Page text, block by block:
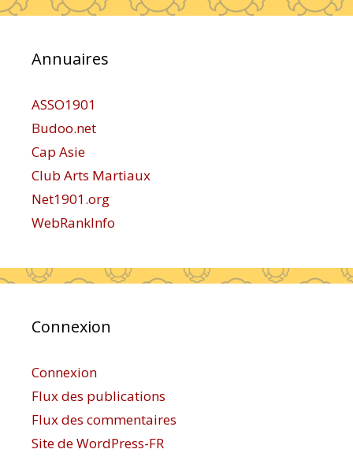
Annuaires
ASSO1901
Budoo.net
Cap Asie
Club Arts Martiaux
Net1901.org
WebRankInfo
Connexion
Connexion
Flux des publications
Flux des commentaires
Site de WordPress-FR